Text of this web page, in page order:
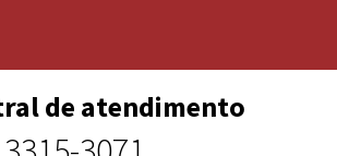
de atendimento